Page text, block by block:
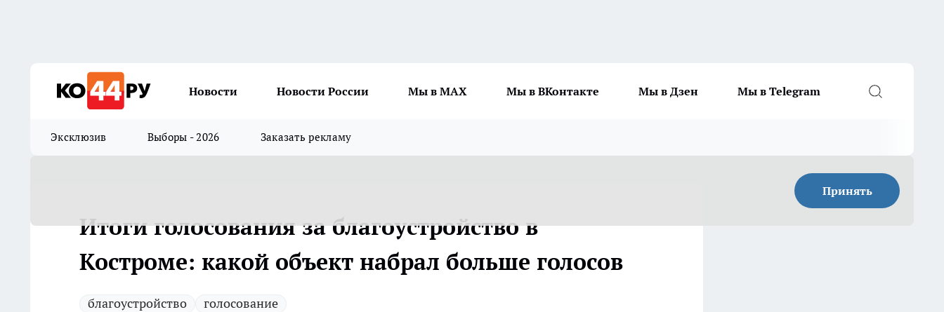
Новости Новости России Мы в MAX Мы в ВКонтакте Мы в Дзен Мы в Telegram
Эксклюзив Выборы - 2026 Заказать рекламу
Принять
Итоги голосования за благоустройство в
Костроме: какой объект набрал больше голосов
благоустройство голосование